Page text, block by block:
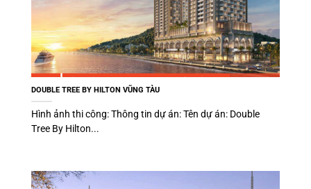
DOUBLE TREE BY HILTON VŨNG TÀU
Hình ảnh thi công: Thông tin dự án: Tên dự án: Double
Tree By Hilton...